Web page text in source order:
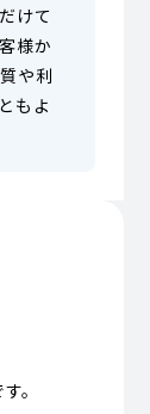
けて
様か
や利
もよ
。